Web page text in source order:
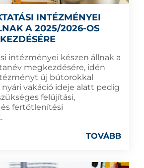
INTÉZMÉNYEI
A 2025/2026-OS
intézményei készen állnak a
megkezdésére, idén
új bútorokkal
nyári vakáció ideje alatt pedig
felújítási,
fertőtlenítési
TOVÁBB